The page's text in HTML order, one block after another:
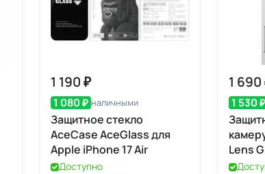
1 190 ₽
1 080 ₽ наличными
Защитное стекло
AceCase AceGlass для
Apple iPhone 17 Air
Доступно
1 690
1 530 ₽
Lens
iPhone